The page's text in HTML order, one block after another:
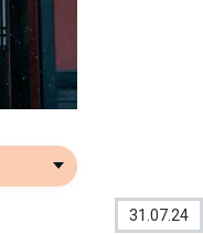
31.07.24